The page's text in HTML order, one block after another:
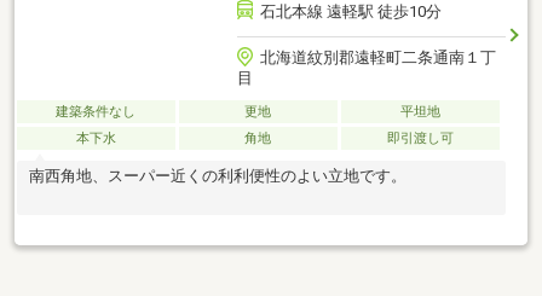
石北本線 遠軽駅 徒歩10分
北海道紋別郡遠軽町二条通南１丁
目
建築条件なし 更地
平坦地
本下水
角地 即引渡し可
南西角地、スーパー近くの利利便性のよい立地です。